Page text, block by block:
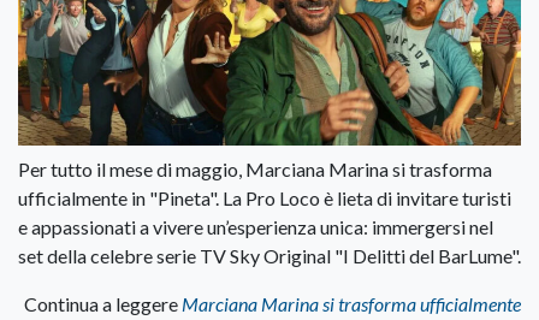
Per tutto il mese di maggio, Marciana Marina si trasforma
ufficialmente in "Pineta". La Pro Loco è lieta di invitare turisti
e appassionati a vivere un’esperienza unica: immergersi nel
set della celebre serie TV Sky Original "I Delitti del BarLume".
Continua a leggere Marciana Marina si trasforma ufficialmente